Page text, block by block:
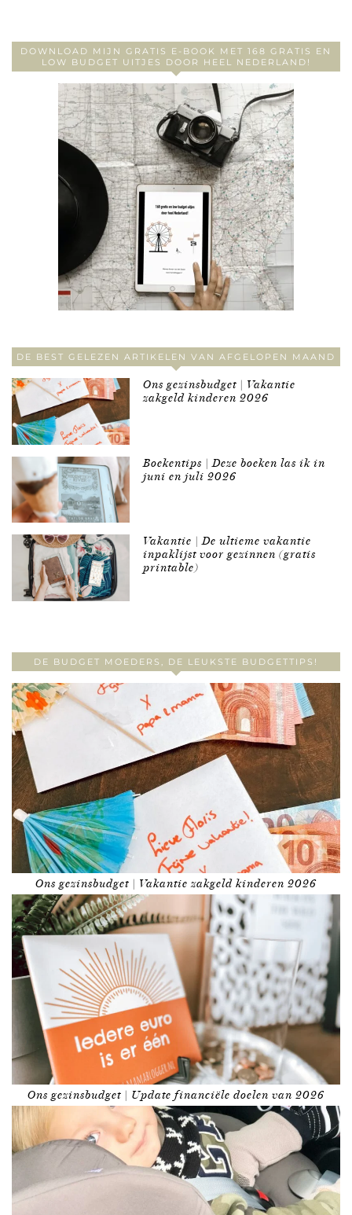
DOWNLOAD MIJN GRATIS E-BOOK MET 168 GRATIS EN
LOW BUDGET UITJES DOOR HEEL NEDERLAND!
DE BEST GELEZEN ARTIKELEN VAN AFGELOPEN MAAND
Ons gezinsbudget | Vakantie
zakgeld kinderen 2026
Boekentips | Deze boeken las ik in
juni en juli 2026
Vakantie | De ultieme vakantie
inpaklijst voor gezinnen (gratis
printable)
DE BUDGET MOEDERS, DE LEUKSTE BUDGETTIPS!
Ons gezinsbudget | Vakantie zakgeld kinderen 2026
Ons gezinsbudget | Update financiële doelen van 2026